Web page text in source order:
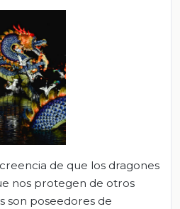
de que los dragones
nos protegen de otros
son poseedores de